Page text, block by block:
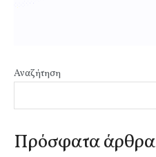
Αναζήτηση
Πρόσφατα άρθρα